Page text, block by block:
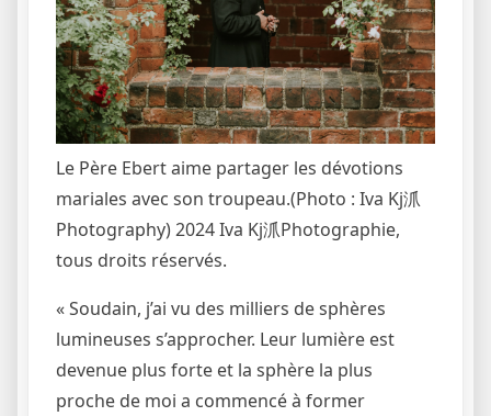
Le Père Ebert aime partager les dévotions
mariales avec son troupeau.(Photo : Iva Kj沠
Photography)2024 Iva Kj沠Photographie,
tous droits réservés.
« Soudain, j’ai vu des milliers de sphères
lumineuses s’approcher. Leur lumière est
devenue plus forte et la sphère la plus
proche de moi a commencé à former